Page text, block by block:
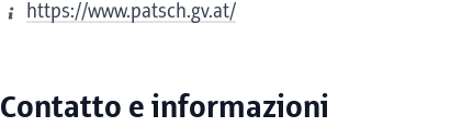
https://www.patsch.gv.at/
Contatto e informazioni